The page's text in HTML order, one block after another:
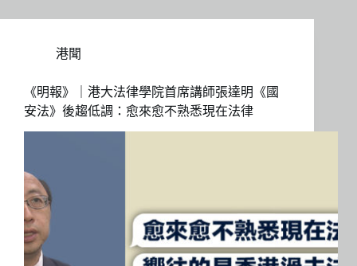
港聞
《明報》｜港大法律學院首席講師張達明《國
安法》後趨低調：愈來愈不熟悉現在法律